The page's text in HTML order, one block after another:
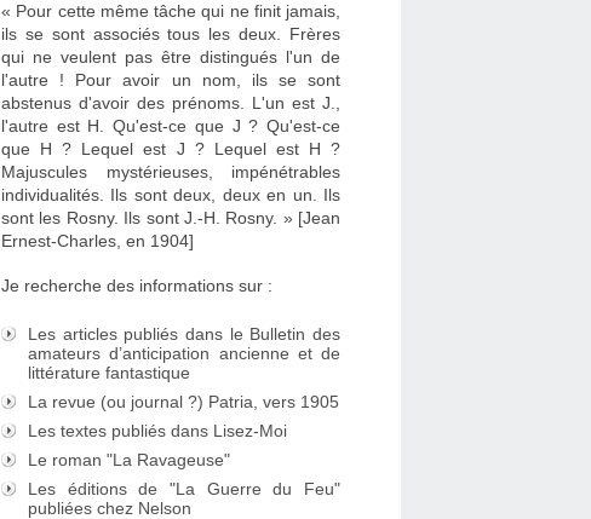
« Pour cette même tâche qui ne finit jamais,
ils se sont associés tous les deux. Frères
qui ne veulent pas être distingués l'un de
l'autre ! Pour avoir un nom, ils se sont
abstenus d'avoir des prénoms. L'un est J.,
l'autre est H. Qu'est-ce que J ? Qu'est-ce
que H ? Lequel est J ? Lequel est H ?
Majuscules mystérieuses, impénétrables
individualités. Ils sont deux, deux en un. Ils
sont les Rosny. Ils sont J.-H. Rosny. » [Jean
Ernest-Charles, en 1904]
Je recherche des informations sur :
Les articles publiés dans le Bulletin des
amateurs d’anticipation ancienne et de
littérature fantastique
La revue (ou journal ?) Patria, vers 1905
Les textes publiés dans Lisez-Moi
Le roman "La Ravageuse"
Les éditions de "La Guerre du Feu"
publiées chez Nelson